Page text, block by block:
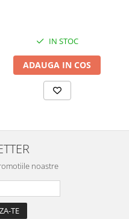
IN STOC
ADAUGA IN COS
noastre